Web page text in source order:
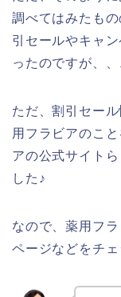
調べてはみたも
引セールやキャ
ったのですが、、
ただ、割引セー
用フラビアのこ
アの公式サイト
した♪
なので、薬用フ
ページなどをチ